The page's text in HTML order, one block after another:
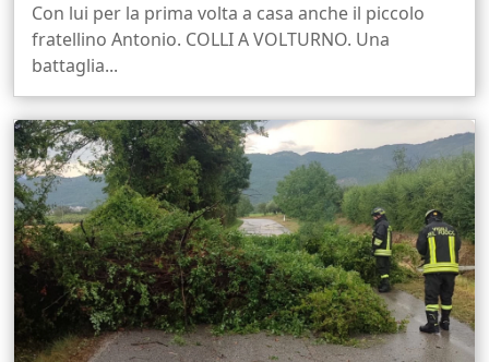
Con lui per la prima volta a casa anche il piccolo
fratellino Antonio. COLLI A VOLTURNO. Una
battaglia...